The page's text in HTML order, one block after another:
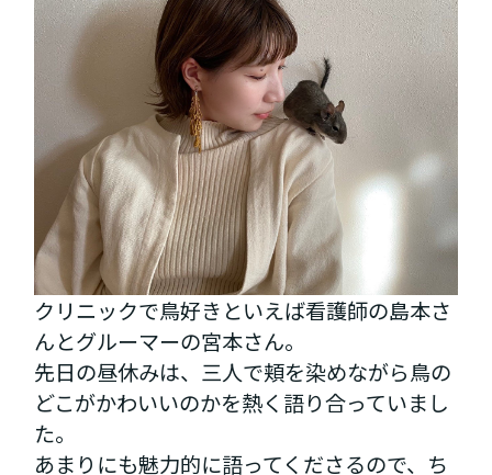
クリニックで鳥好きといえば看護師の島本さ
んとグルーマーの宮本さん。
先日の昼休みは、三人で頬を染めながら鳥の
どこがかわいいのかを熱く語り合っていまし
た。
あまりにも魅力的に語ってくださるので、ち